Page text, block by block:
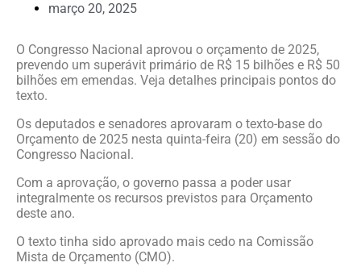
março 20, 2025
O Congresso Nacional aprovou o orçamento de 2025,
prevendo um superávit primário de R$ 15 bilhões e R$ 50
bilhões em emendas. Veja detalhes principais pontos do
texto.
Os deputados e senadores aprovaram o texto-base do
Orçamento de 2025 nesta quinta-feira (20) em sessão do
Congresso Nacional.
Com a aprovação, o governo passa a poder usar
integralmente os recursos previstos para Orçamento
deste ano.
O texto tinha sido aprovado mais cedo na Comissão
Mista de Orçamento (CMO).